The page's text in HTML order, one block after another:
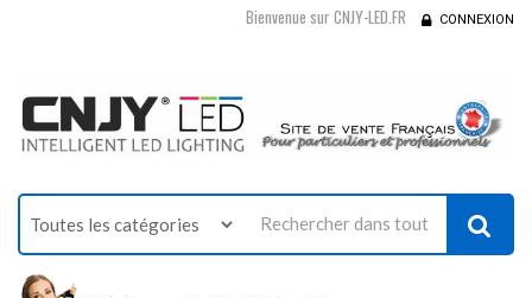
Bienvenue sur CNJY-LED.FR CONNEXION